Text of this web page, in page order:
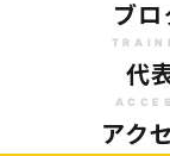
ブロ
代
アク